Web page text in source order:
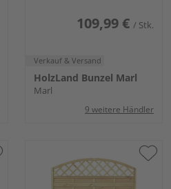
109,99 € / Stk.
Verkauf & Versand
HolzLand Bunzel Marl
Marl
9 weitere Händler